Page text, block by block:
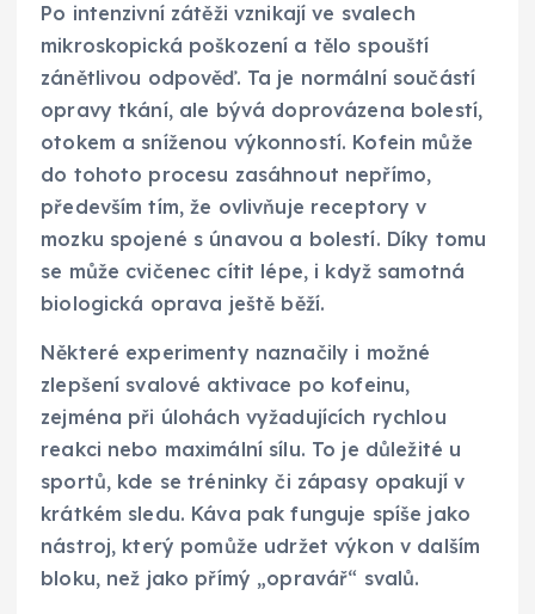
Po intenzivní zátěži vznikají ve svalech
mikroskopická poškození a tělo spouští
zánětlivou odpověď. Ta je normální součástí
opravy tkání, ale bývá doprovázena bolestí,
otokem a sníženou výkonností. Kofein může
do tohoto procesu zasáhnout nepřímo,
především tím, že ovlivňuje receptory v
mozku spojené s únavou a bolestí. Díky tomu
se může cvičenec cítit lépe, i když samotná
biologická oprava ještě běží.
Některé experimenty naznačily i možné
zlepšení svalové aktivace po kofeinu,
zejména při úlohách vyžadujících rychlou
reakci nebo maximální sílu. To je důležité u
sportů, kde se tréninky či zápasy opakují v
krátkém sledu. Káva pak funguje spíše jako
nástroj, který pomůže udržet výkon v dalším
bloku, než jako přímý „opravář“ svalů.